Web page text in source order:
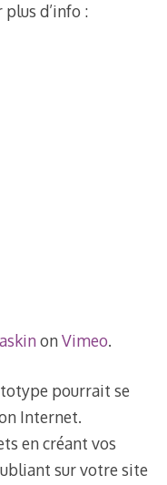
d’info :
onVimeo.
pourrait se
Internet.
en créant vos
sur votre site